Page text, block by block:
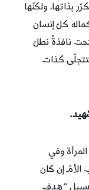
بذاتها، ولكنّها
كلّ إنسان
نافذةً نطلّ
كذات
وفي
الأمّ إن كان
سبيل “هدفٍ